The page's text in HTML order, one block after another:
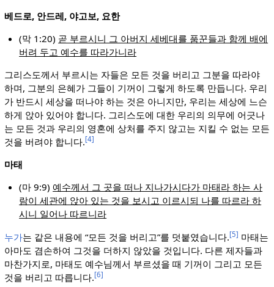
베드로, 안드레, 야고보, 요한
(막 1:20) 곧 부르시니 그 아버지 세베대를 품꾼들과 함께 배에
버려 두고 예수를 따라가니라
그리스도께서 부르시는 자들은 모든 것을 버리고 그분을 따라야
하며, 그분의 은혜가 그들이 기꺼이 그렇게 하도록 만듭니다. 우리
가 반드시 세상을 떠나야 하는 것은 아니지만, 우리는 세상에 느슨
하게 앉아 있어야 합니다. 그리스도에 대한 우리의 의무에 어긋나
는 모든 것과 우리의 영혼에 상처를 주지 않고는 지킬 수 없는 모든
것을 버려야 합니다.[4]
마태
(마 9:9)예수께서 그 곳을 떠나 지나가시다가 마태라 하는 사
람이 세관에 앉아 있는 것을 보시고 이르시되 나를 따르라 하
시니 일어나 따르니라
누가는 같은 내용에 “모든 것을 버리고”를 덧붙였습니다.[5] 마태는
아마도 겸손하여 그것을 더하지 않았을 것입니다. 다른 제자들과
마찬가지로, 마태도 예수님께서 부르셨을 때 기꺼이 그리고 모든
것을 버리고 따릅니다.[6]